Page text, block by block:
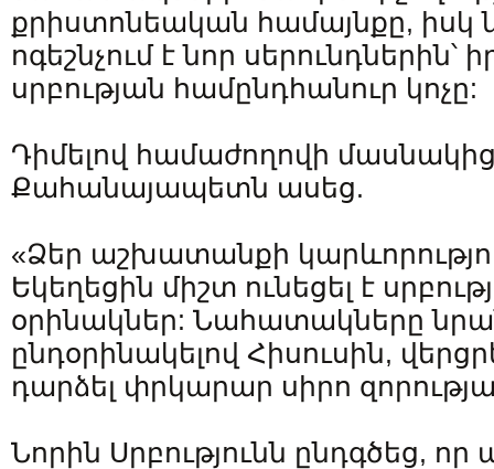
քրիստոնեական համայնքը, իսկ
ոգեշնչում է նոր սերունդներին՝
սրբության համընդհանուր կոչը:
Դիմելով համաժողովի
Քահանայապետն ասեց.
«Ձեր աշխատանքի
Եկեղեցին միշտ ունեցել է
օրինակներ: Նահատակները
ընդօրինակելով Հիսուսին,
դարձել փրկարար սիրո
Նորին Սրբությունն ընդգծեց, որ